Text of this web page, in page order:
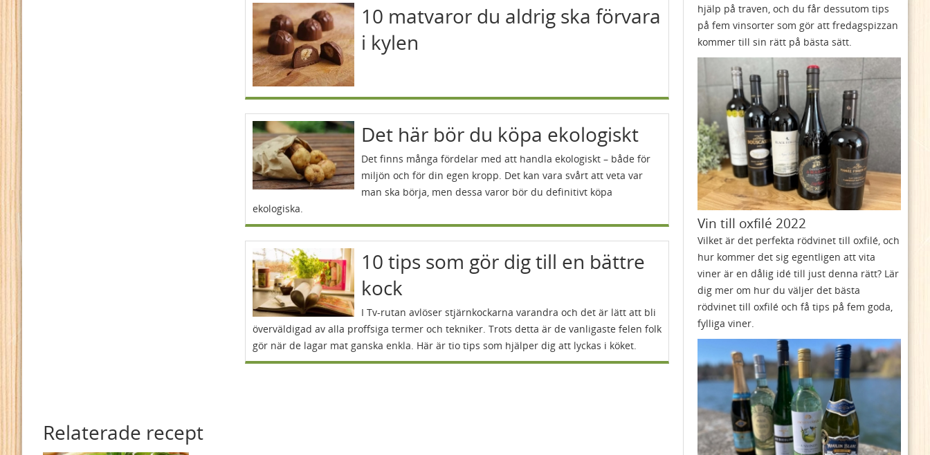
10 matvaror du aldrig ska förvara
i kylen
Det här bör du köpa ekologiskt
Det finns många fördelar med att handla ekologiskt – både för
miljön och för din egen kropp. Det kan vara svårt att veta var
man ska börja, men dessa varor bör du definitivt köpa
ekologiska.
10 tips som gör dig till en bättre
kock
I Tv-rutan avlöser stjärnkockarna varandra och det är lätt att bli
överväldigad av alla proffsiga termer och tekniker. Trots detta är de vanligaste felen folk
gör när de lagar mat ganska enkla. Här är tio tips som hjälper dig att lyckas i köket.
Relaterade recept
hjälp på traven, och du får dessutom tips
på fem vinsorter som gör att fredagspizzan
kommer till sin rätt på bästa sätt.
Vin till oxfilé 2022
Vilket är det perfekta rödvinet till oxfilé, och
hur kommer det sig egentligen att vita
viner är en dålig idé till just denna rätt? Lär
dig mer om hur du väljer det bästa
rödvinet till oxfilé och få tips på fem goda,
fylliga viner.